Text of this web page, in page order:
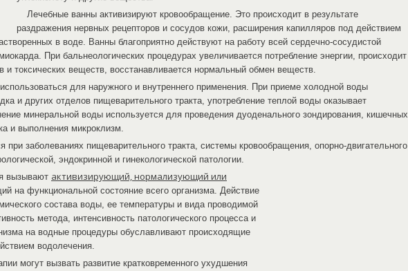
Лечебные ванны активизируют кровообращение. Это происходит в результате
раздражения нервных рецепторов и сосудов кожи, расширения капилляров под действием
в воде. Ванны благоприятно действуют на работу всей сердечно-сосудистой
При бальнеологических процедурах увеличивается потребление энергии, происходит
и токсических веществ, восстанавливается нормальный обмен веществ.
для наружного и внутреннего применения. При приеме холодной воды
и других отделов пищеварительного тракта, употребление теплой воды оказывает
минеральной воды используется для проведения дуоденального зондирования, кишечных
и выполнения микроклизм.
при заболеваниях пищеварительного тракта, системы кровообращения, опорно-двигательного
эндокринной и гинекологической патологии.
вызывают активизирующий, нормализующий или
на функциональной состояние всего организма. Действие
состава воды, ее температуры и вида проводимой
метода, интенсивность патологического процесса и
на водные процедуры обуславливают происходящие
водолечения.
могут вызвать развитие кратковременного ухудшения